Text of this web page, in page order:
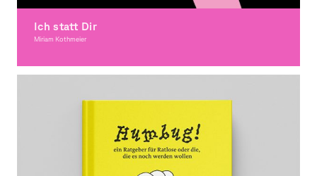
Ich statt Dir
Miriam Kothmeier